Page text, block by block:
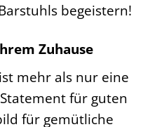
begeistern!
Zuhause
mehr als nur eine
für guten
für gemütliche